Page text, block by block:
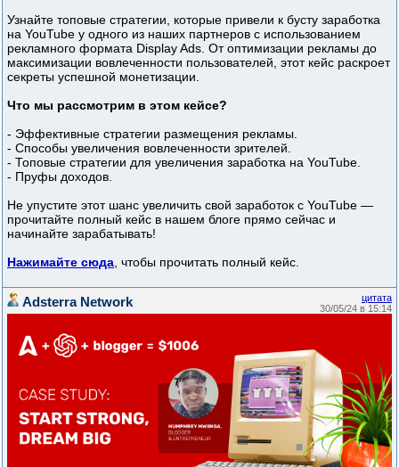
Узнайте топовые стратегии, которые привели к бусту заработка
на YouTube у одного из наших партнеров с использованием
рекламного формата Display Ads. От оптимизации рекламы до
максимизации вовлеченности пользователей, этот кейс раскроет
секреты успешной монетизации.
Что мы рассмотрим в этом кейсе?
- Эффективные стратегии размещения рекламы.
- Способы увеличения вовлеченности зрителей.
- Топовые стратегии для увеличения заработка на YouTube.
- Пруфы доходов.
Не упустите этот шанс увеличить свой заработок с YouTube —
прочитайте полный кейс в нашем блоге прямо сейчас и
начинайте зарабатывать!
Нажимайте сюда, чтобы прочитать полный кейс.
цитата
30/05/24 в 15:14
Adsterra Network